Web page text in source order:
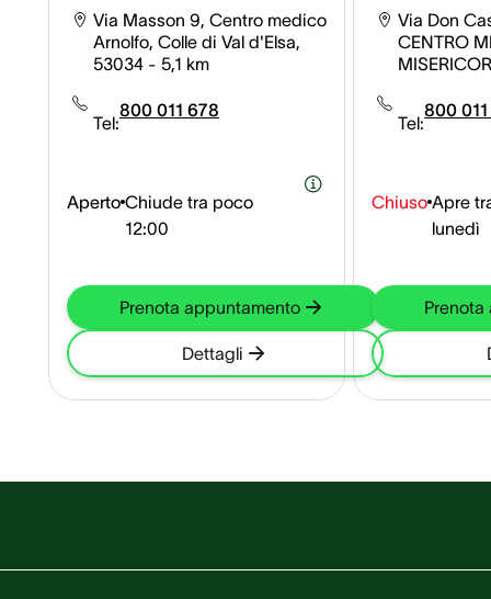
Via Masson 9, Centro medico
Arnolfo, Colle di Val d'Elsa,
53034 - 5,1 km
Tel:
800 011 678
Aperto Chiude tra poco
12:00
Prenota appuntamento
Dettagli
Via Don
CENTRO
Tel:
800
Chiuso Apre
lunedì